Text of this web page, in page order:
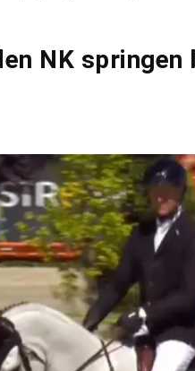
NK springen